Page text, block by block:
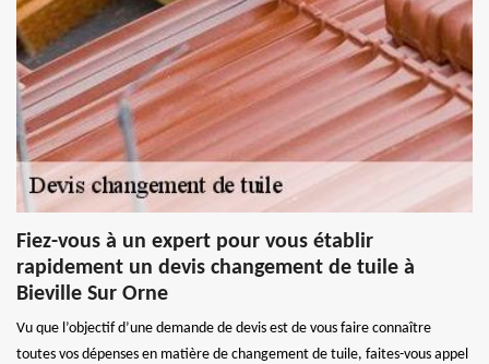
Fiez-vous à un expert pour vous établir
rapidement un devis changement de tuile à
Bieville Sur Orne
Vu que l’objectif d’une demande de devis est de vous faire connaître
toutes vos dépenses en matière de changement de tuile, faites-vous appel